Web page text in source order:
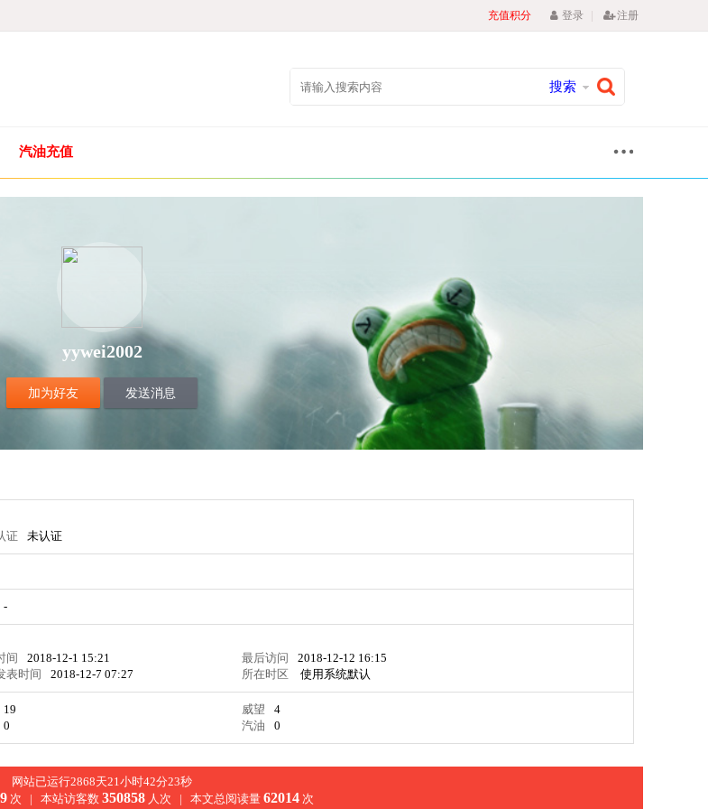
充值积分 登录 | 注册
搜索
汽油充值
yywei2002
加为好友 发送消息
证 未认证
-
间 2018-12-1 15:21 最后访问
2018-12-12 16:15
表时间 2018-12-7 07:27 所在时区 使用系统默认
19 威望
4
0 汽油 0
网站已运行2868天21小时42分24秒
次 | 本站访客数 350858人次 | 本文总阅读量 62014次